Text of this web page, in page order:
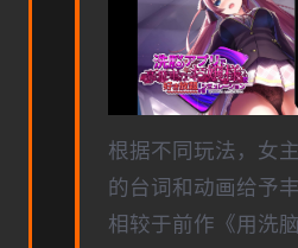
根据不同玩法，女
的台词和动画给予
相较于前作《用洗